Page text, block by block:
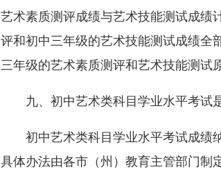
艺术素质测评成绩与艺术技能测试成绩
评和初中三年级的艺术技能测试成绩全
三年级的艺术素质测评和艺术技能测试
九、初中艺术类科目学业水平考试
初中艺术类科目学业水平考试成绩纳
具体办法由各市（州）教育主管部门制